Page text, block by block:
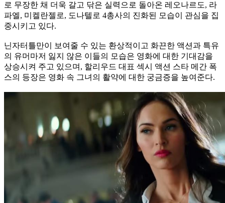
로 무장한 채 더욱 갈고 닦은 실력으로 돌아온 레오나르도, 라
파엘, 미켈란젤로, 도나텔로 4총사의 진화된 모습이 관심을 집
중시키고 있다.
닌자터틀만이 보여줄 수 있는 환상적이고 화끈한 액션과 특유
의 유머마저 잃지 않은 이들의 모습은 영화에 대한 기대감을
상승시켜 주고 있으며, 할리우드 대표 섹시 액션 스타 메간 폭
스의 등장은 영화 속 그녀의 활약에 대한 궁금증을 높여준다.